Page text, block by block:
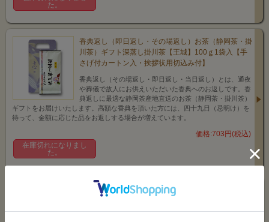
た。
香典返し（即日返し・その場返し）お茶（静岡茶・掛
川茶）ギフト深蒸し掛川茶【王城】100ｇ1袋入【手
さげ付カートン入・挨拶状用切込み付】
香典返し（その場返し・即日返し・当日返し）とは、通夜
や葬儀で故人にお供えいただいた香典へのお返しです。香
典返しに最適な静岡茶産地直送のお茶（静岡茶・掛川茶）
ギフトをお届けいたします。高額な香典を頂いた方には、四十九日（忌明け）を
待って、金額に応じた品をお返しする場合が増えています。
価格:703円(税込)
在庫切れになりまし
た。
香典返し（即日返し・その場返し）お茶（静岡茶・掛
【手さげ付カートン入・挨拶状用切込み付】